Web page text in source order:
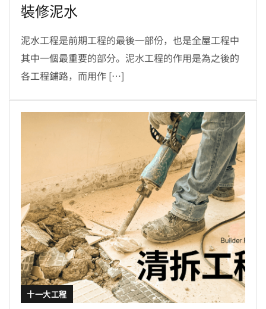
裝修泥水
泥水工程是前期工程的最後一部份，也是全屋工程中
其中一個最重要的部分。泥水工程的作用是為之後的
各工程鋪路，而用作 […]
十一大工程